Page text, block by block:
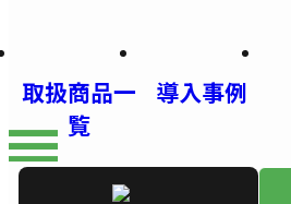
取扱商品一
覧
導入事例